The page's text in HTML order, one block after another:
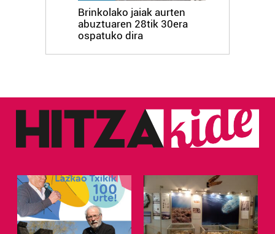
Brinkolako jaiak aurten
abuztuaren 28tik 30era
ospatuko dira